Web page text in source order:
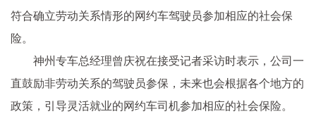
符合确立劳动关系情形的网约车驾驶员参加相应的社会保
险。
神州专车总经理曾庆祝在接受记者采访时表示，公司一
直鼓励非劳动关系的驾驶员参保，未来也会根据各个地方的
政策，引导灵活就业的网约车司机参加相应的社会保险。